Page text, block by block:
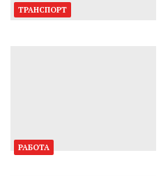
ТРАНСПОРТ
РАБОТА